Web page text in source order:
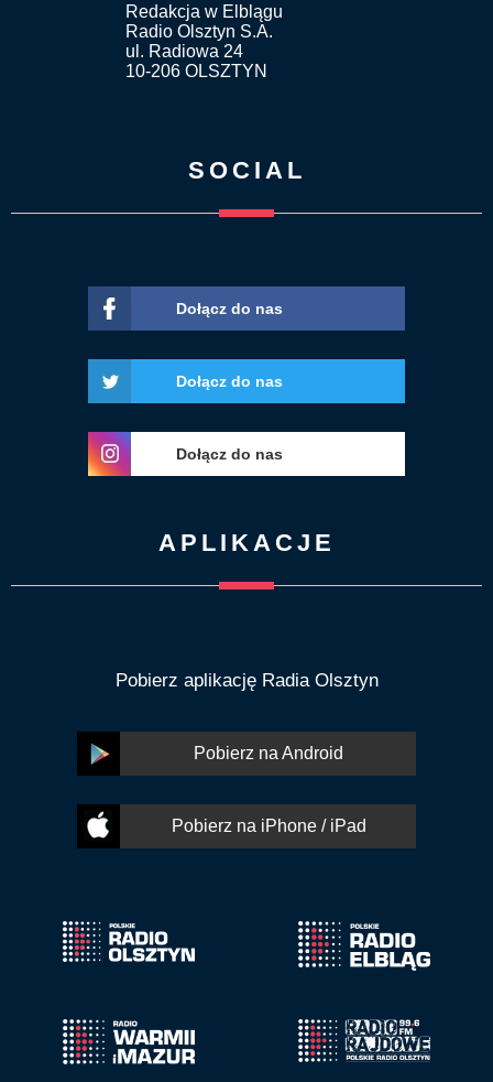
Redakcja w Elblągu
Radio Olsztyn S.A.
ul. Radiowa 24
10-206 OLSZTYN
SOCIAL
Dołącz do nas
Dołącz do nas
Dołącz do nas
APLIKACJE
Pobierz aplikację Radia Olsztyn
Pobierz na Android
Pobierz na iPhone / iPad